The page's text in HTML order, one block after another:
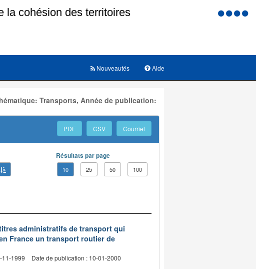
Menu
Aide
Nouveautés
Transports, Année de publication:
PDF CSV Courriel
Résultats par page
10 25 50 100
administratifs de transport qui
France un transport routier de
11-1999 Date de publication : 10-01-2000